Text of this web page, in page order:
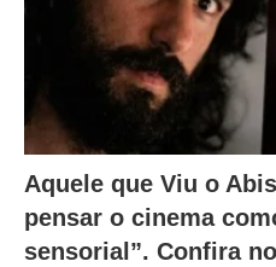
Aquele que Viu o
pensar o cinema
sensorial”. Confira